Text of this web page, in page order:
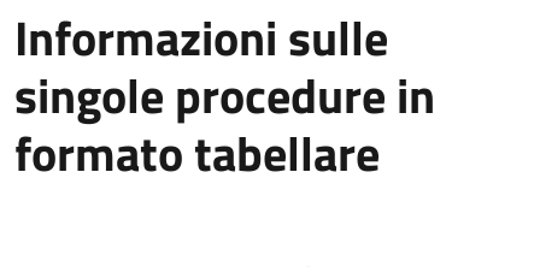
Informazioni sulle
singole procedure in
formato tabellare